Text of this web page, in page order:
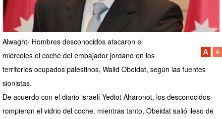
Alwaght- Hombres desconocidos atacaron el
miércoles el coche del embajador jordano en los
territorios ocupados palestinos, Walid Obeidat, según las fuentes
sionistas.
De acuerdo con el diario israelí Yediot Aharonot, los desconocidos
rompieron el vidrio del coche, mientras tanto, Obeidat salió ileso de